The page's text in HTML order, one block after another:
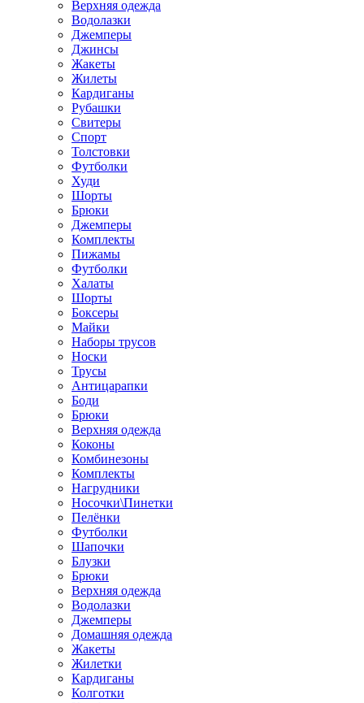
Верхняя одежда
Водолазки
Джемперы
Джинсы
Жакеты
Жилеты
Кардиганы
Рубашки
Свитеры
Спорт
Толстовки
Футболки
Худи
Шорты
Брюки
Джемперы
Комплекты
Пижамы
Футболки
Халаты
Шорты
Боксеры
Майки
Наборы трусов
Носки
Трусы
Антицарапки
Боди
Брюки
Верхняя одежда
Коконы
Комбинезоны
Комплекты
Нагрудники
Носочки\Пинетки
Пелёнки
Футболки
Шапочки
Блузки
Брюки
Верхняя одежда
Водолазки
Джемперы
Домашняя одежда
Жакеты
Жилетки
Кардиганы
Колготки